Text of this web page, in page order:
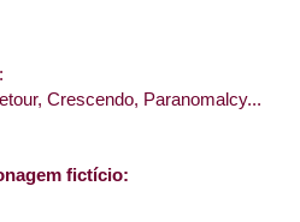
:
Crescendo, Paranomalcy...
fictício: